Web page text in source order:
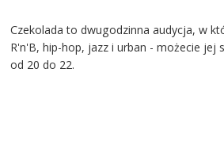
Czekolada to dwugodzinna audycja, w
R'n'B, hip-hop, jazz i urban - możecie jej
od 20 do 22.